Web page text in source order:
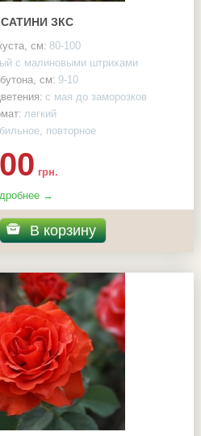
ЗКС
см: 80-100
с малиновыми штрихами
см: 9-10
с мая до заморозков
легкий
повторное
грн.
→
В корзину